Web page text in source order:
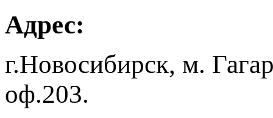
Адрес:
г.Новосибирск, м.
оф.203.